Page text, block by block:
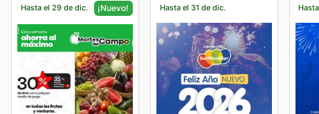
Hasta el 29 de dic. ¡Nuevo! Hasta el 31 de dic.